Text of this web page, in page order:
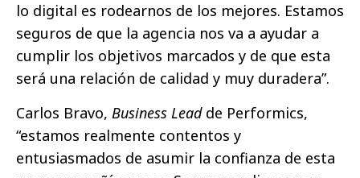
lo digital es rodearnos de los mejores. Estamos
seguros de que la agencia nos va a ayudar a
cumplir los objetivos marcados y de que esta
será una relación de calidad y muy duradera”.
Carlos Bravo, Business Lead de Performics,
“estamos realmente contentos y
entusiasmados de asumir la confianza de esta